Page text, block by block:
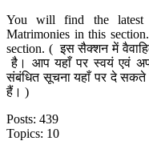
You will find the latest
Matrimonies in this
section. ( इस सैक्शन में
है। आप यहाँ पर स्वयं एवं
संबंधित सूचना यहाँ पर दे सकते
हैं। )
Posts: 439
Topics: 10